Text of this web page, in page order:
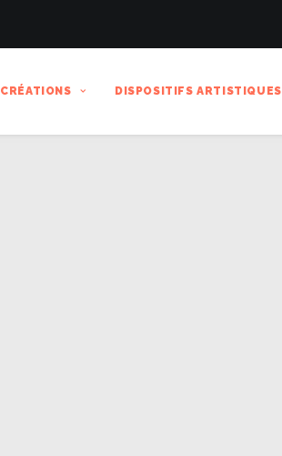
CRÉATIONS DISPOSITIFS ARTISTIQUES